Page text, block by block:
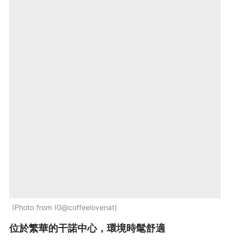
Photo from IG@coffeelovenat
位於繁華的干諾中心，環境時髦舒適